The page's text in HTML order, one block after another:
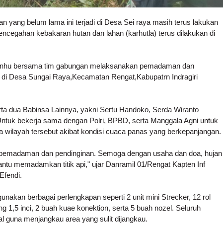
yang belum lama ini terjadi di Desa Sei raya masih terus lakukan
kebakaran hutan dan lahan (karhutla) terus dilakukan di
bersama tim gabungan melaksanakan pemadaman dan
Desa Sungai Raya,Kecamatan Rengat,Kabupatrn Indragiri
dua Babinsa Lainnya, yakni Sertu Handoko, Serda Wiranto
bekerja sama dengan Polri, BPBD, serta Manggala Agni untuk
wilayah tersebut akibat kondisi cuaca panas yang berkepanjangan.
dan pendinginan. Semoga dengan usaha dan doa, hujan
memadamkan titik api," ujar Danramil 01/Rengat Kapten Inf
berbagai perlengkapan seperti 2 unit mini Strecker, 12 rol
1,5 inci, 2 buah kuae konektion, serta 5 buah nozel. Seluruh
guna menjangkau area yang sulit dijangkau.